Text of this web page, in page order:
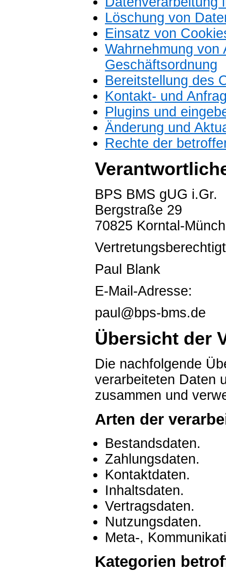
Löschung von
Einsatz von
Wahrnehmung von
Geschäftsordnung
Bereitstellung des
Kontakt- und
Plugins und
Änderung und
Rechte der
BPS BMS gUG i.Gr.
Bergstraße 29
70825 Korntal-
Paul Blank
E-Mail-Adresse:
paul@bps-bms.de
Übersicht der
Die nachfolgende
verarbeiteten Daten
zusammen und
Arten der
Bestandsdaten.
Zahlungsdaten.
Kontaktdaten.
Inhaltsdaten.
Vertragsdaten.
Nutzungsdaten.
Meta-,
Kategorien